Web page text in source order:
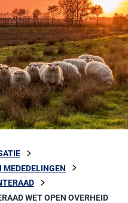
MEDEDELINGEN
WET OPEN OVERHEID